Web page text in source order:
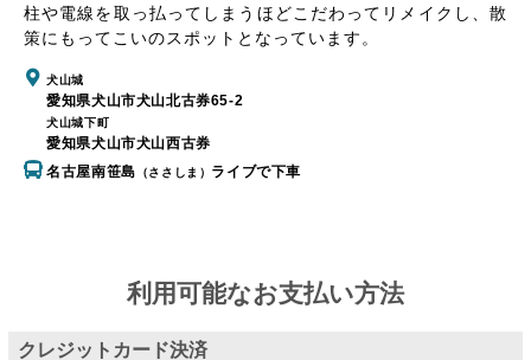
柱や電線を取っ払ってしまうほどこだわってリメイクし、散
策にもってこいのスポットとなっています。
犬山城
愛知県犬山市犬山北古券65-2
犬山城下町
愛知県犬山市犬山西古券
名古屋南笹島 （ささしま） ライブで下車
利用可能なお支払い方法
クレジットカード決済